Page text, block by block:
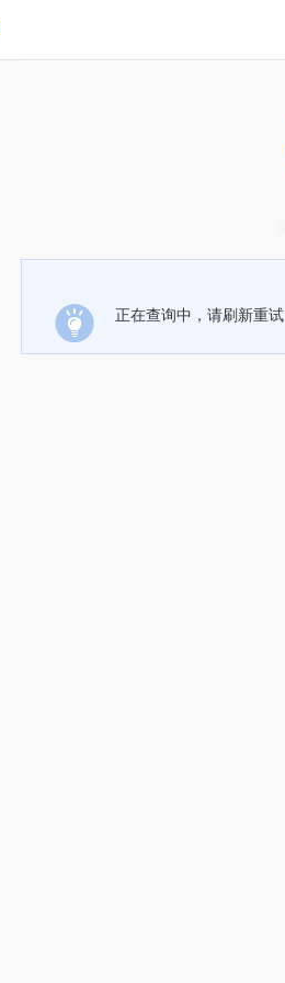
正在查询中，请刷新重试